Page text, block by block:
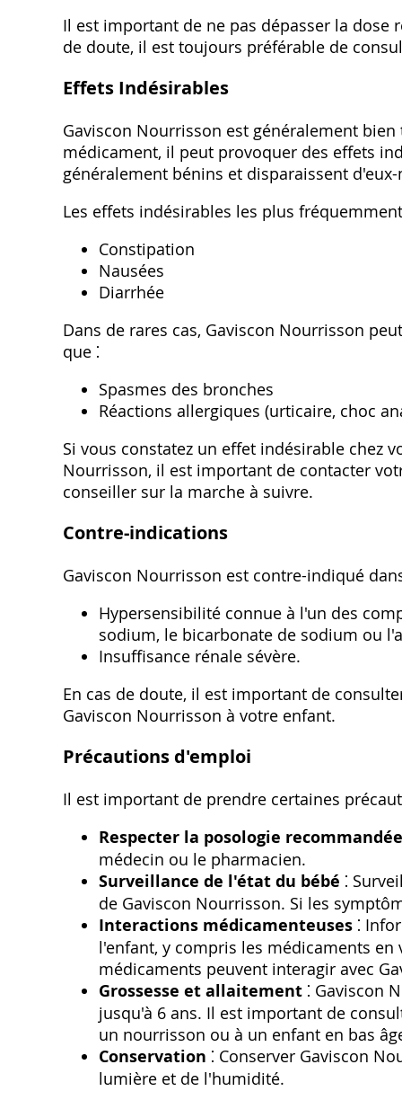
Il est important de ne pas dépasser la dose
de doute‚ il est toujours préférable de
Effets Indésirables
Gaviscon Nourrisson est généralement
médicament‚ il peut provoquer des effets
généralement bénins et disparaissent
Les effets indésirables les plus
Constipation
Nausées
Diarrhée
Dans de rares cas‚ Gaviscon Nourrisson
que ⁚
Spasmes des bronches
Réactions allergiques (urticaire‚ choc
Si vous constatez un effet indésirable chez
Nourrisson‚ il est important de contacter
conseiller sur la marche à suivre.
Contre-indications
Gaviscon Nourrisson est contre-indiqué
Hypersensibilité connue à l'un des
sodium‚ le bicarbonate de sodium ou
Insuffisance rénale sévère.
En cas de doute‚ il est important de
Gaviscon Nourrisson à votre enfant.
Précautions d'emploi
Il est important de prendre certaines
Respecter la posologie recommandée
médecin ou le pharmacien.
Surveillance de l'état du bébé ⁚
de Gaviscon Nourrisson. Si les
Interactions médicamenteuses ⁚
l'enfant‚ y compris les médicaments
médicaments peuvent interagir avec
Grossesse et allaitement ⁚ Gaviscon
jusqu'à 6 ans. Il est important de
un nourrisson ou à un enfant en bas
Conservation ⁚ Conserver Gaviscon
lumière et de l'humidité.